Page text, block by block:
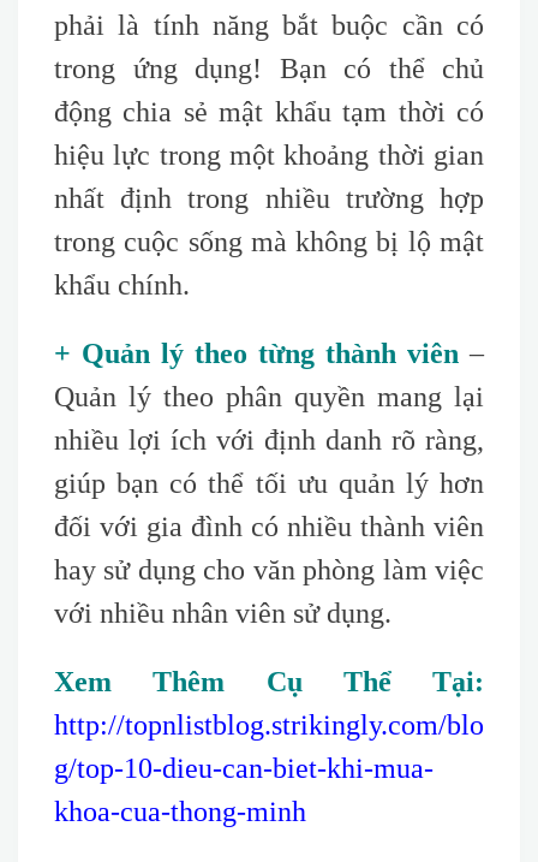
phải là tính năng bắt buộc cần có
trong ứng dụng! Bạn có thể chủ
động chia sẻ mật khẩu tạm thời có
hiệu lực trong một khoảng thời gian
nhất định trong nhiều trường hợp
trong cuộc sống mà không bị lộ mật
khẩu chính.
+ Quản lý theo từng thành viên –
Quản lý theo phân quyền mang lại
nhiều lợi ích với định danh rõ ràng,
giúp bạn có thể tối ưu quản lý hơn
đối với gia đình có nhiều thành viên
hay sử dụng cho văn phòng làm việc
với nhiều nhân viên sử dụng.
Xem Thêm Cụ Thể Tại:
http://topnlistblog.strikingly.com/blo
g/top-10-dieu-can-biet-khi-mua-
khoa-cua-thong-minh